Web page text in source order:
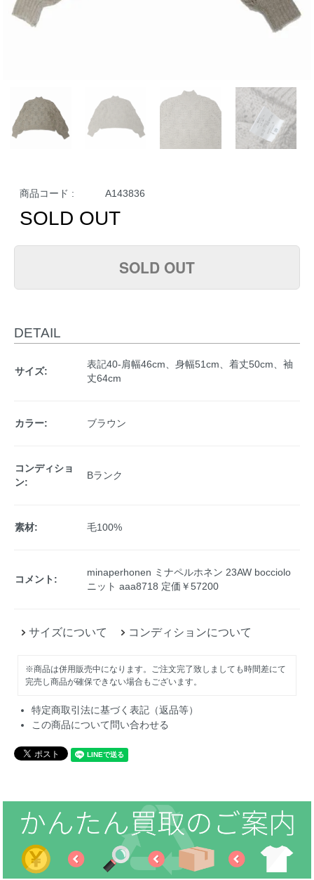
商品コード : A143836
SOLD OUT
SOLD OUT
DETAIL
サイズ:
表記40-肩幅46cm、身幅51cm、着丈50cm、袖
丈64cm
カラー: ブラウン
コンディショ
ン:
Bランク
素材: 毛100%
コメント:
minaperhonen ミナペルホネン 23AW bocciolo
ニット aaa8718 定価￥57200
サイズについて コンディションについて
※商品は併用販売中になります。ご注文完了致しましても時間差にて
完売し商品が確保できない場合もございます。
特定商取引法に基づく表記（返品等）
この商品について問い合わせる